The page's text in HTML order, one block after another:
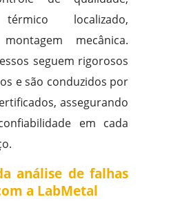
localizado,
mecânica.
seguem rigorosos
e são conduzidos por
assegurando
em cada
análise de falhas
a LabMetal